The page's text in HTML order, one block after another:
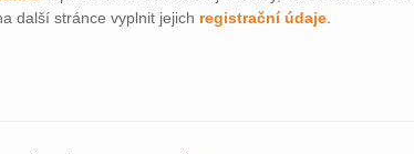
další stránce vyplnit jejich registrační údaje